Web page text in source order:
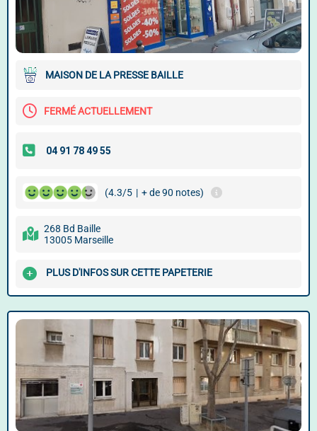
MAISON DE LA PRESSE BAILLE
FERMÉ ACTUELLEMENT
(4.3/5 | + de 90 notes)
268 Bd Baille
13005 Marseille
PLUS D'INFOS SUR CETTE PAPETERIE